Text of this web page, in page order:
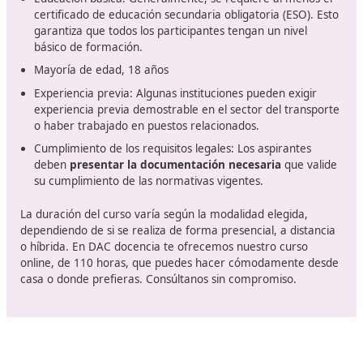
mercancías o de viajeros, sino que también es una
decertificar que los profesionales poseen los
conocimientos y habilidades
manera efectiva y segura. Este título se ha vuelto
un entorno donde la seguridad, la sostenibilidad y la
son más importantes que nunca.
España, como miembro de la Unión Europea, está
con regulaciones y estándares que buscan mejorar la
del servicio de transporte. Este curso no solo capacita
también promueve unacultura de responsabilidad y
profesionalismo.